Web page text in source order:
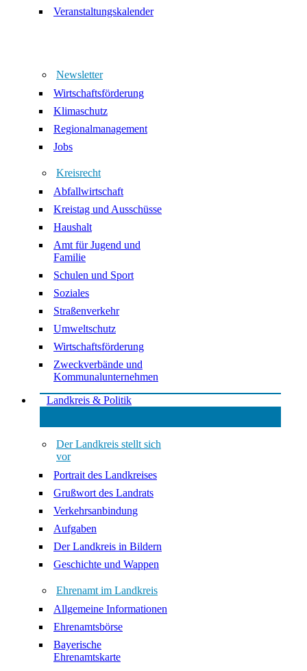
Veranstaltungskalender
Newsletter
Wirtschaftsförderung
Klimaschutz
Regionalmanagement
Jobs
Kreisrecht
Abfallwirtschaft
Kreistag und Ausschüsse
Haushalt
Amt für Jugend und
Familie
Schulen und Sport
Soziales
Straßenverkehr
Umweltschutz
Wirtschaftsförderung
Zweckverbände und
Kommunalunternehmen
Landkreis & Politik
Der Landkreis stellt sich
vor
Portrait des Landkreises
Grußwort des Landrats
Verkehrsanbindung
Aufgaben
Der Landkreis in Bildern
Geschichte und Wappen
Ehrenamt im Landkreis
Allgemeine Informationen
Ehrenamtsbörse
Bayerische
Ehrenamtskarte